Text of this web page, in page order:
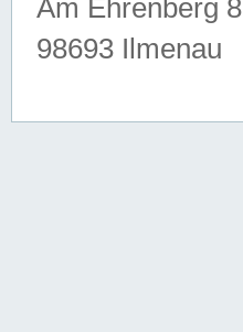
Am Ehrenberg 8
98693 Ilmenau